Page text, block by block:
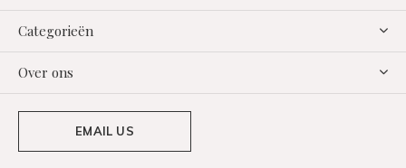
Categorieën
Over ons
EMAIL US